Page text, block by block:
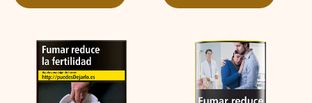
Benson
&
Hedges
Pic.Amber
Leaf
5X50